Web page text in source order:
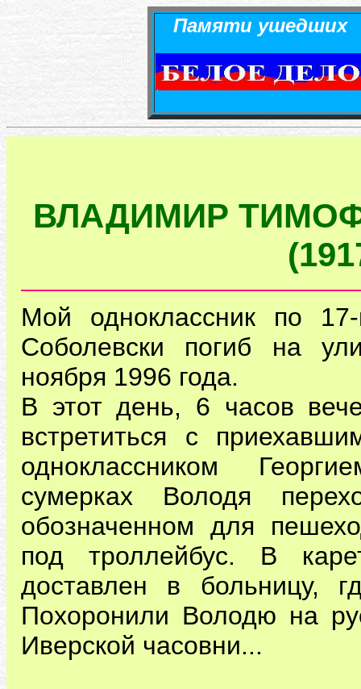
Памяти ушедших
ВЛАДИМИР
Мой одноклассник по
Соболевски погиб на
ноября 1996 года.
В этот день, 6 часов
встретиться с
одноклассником
сумерках Володя
обозначенном для
под троллейбус. В
доставлен в больницу,
Похоронили Володю на
Иверской часовни...